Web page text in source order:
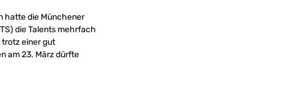
hatte die Münchener
die Talents mehrfach
trotz einer gut
am 23. März dürfte